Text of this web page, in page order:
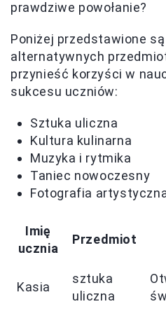
prawdziwe powołanie?
Poniżej przedstawione są
alternatywnych
przynieść korzyści w
sukcesu uczniów:
Sztuka uliczna
Kultura kulinarna
Muzyka i rytmika
Taniec nowoczesny
Fotografia
Imię
ucznia
Przedmiot
Kasia
sztuka
uliczna